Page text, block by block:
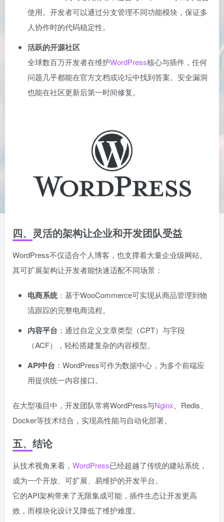
使用。开发者可以通过分支管理不同功能模块，保证多
人协作时的代码稳定性。
活跃的开源社区
全球数百万开发者在维护WordPress核心与插件，任何
问题几乎都能在官方文档或论坛中找到答案。安全漏洞
也能在社区更新后第一时间修复。
四、灵活的架构让企业和开发团队受益
WordPress不仅适合个人博客，也支撑着大量企业级网站。
其可扩展架构让开发者能快速适配不同场景：
电商系统：基于WooCommerce可实现从商品管理到物
流跟踪的完整电商流程。
内容平台 ：通过自定义文章类型（CPT）与字段
（ACF），轻松搭建复杂的内容模型。
API中台 ：WordPress可作为数据中心，为多个前端应
用提供统一内容接口。
在大型项目中，开发团队常将WordPress与Nginx 、Redis、
Docker等技术结合，实现高性能与自动化部署。
五、结论
从技术视角来看， WordPress已经超越了传统的建站系统，
成为一个开放、可扩展、易维护的开发平台。
它的API架构带来了无限集成可能，插件生态让开发更高
效，而模块化设计又降低了维护难度。